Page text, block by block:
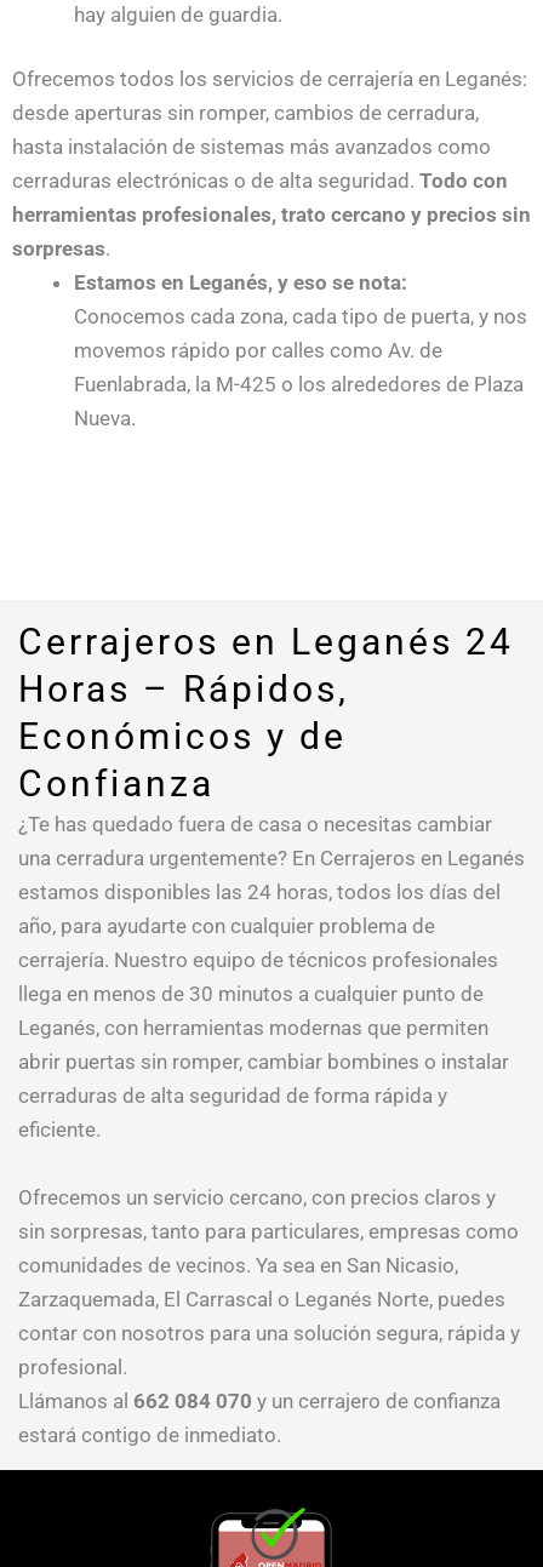
hay alguien de guardia.
Ofrecemos todos los servicios de cerrajería en Leganés:
desde aperturas sin romper, cambios de cerradura,
hasta instalación de sistemas más avanzados como
cerraduras electrónicas o de alta seguridad. Todo con
herramientas profesionales, trato cercano y precios sin
sorpresas.
Estamos en Leganés, y eso se nota:
Conocemos cada zona, cada tipo de puerta, y nos
movemos rápido por calles como Av. de
Fuenlabrada, la M-425 o los alrededores de Plaza
Nueva.
Cerrajeros en Leganés 24
Horas – Rápidos,
Económicos y de
Confianza
¿Te has quedado fuera de casa o necesitas cambiar
una cerradura urgentemente? En Cerrajeros en Leganés
estamos disponibles las 24 horas, todos los días del
año, para ayudarte con cualquier problema de
cerrajería. Nuestro equipo de técnicos profesionales
llega en menos de 30 minutos a cualquier punto de
Leganés, con herramientas modernas que permiten
abrir puertas sin romper, cambiar bombines o instalar
cerraduras de alta seguridad de forma rápida y
eficiente.
Ofrecemos un servicio cercano, con precios claros y
sin sorpresas, tanto para particulares, empresas como
comunidades de vecinos. Ya sea en San Nicasio,
Zarzaquemada, El Carrascal o Leganés Norte, puedes
contar con nosotros para una solución segura, rápida y
profesional.
Llámanos al 662 084 070 y un cerrajero de confianza
estará contigo de inmediato.